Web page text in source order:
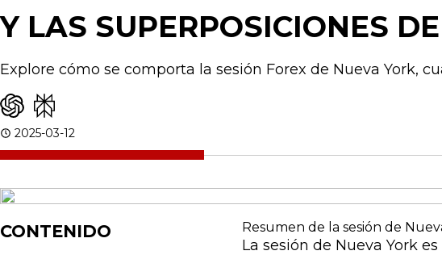
Y LAS SUPERPOSICIONES
Explore cómo se comporta la sesión Forex de Nueva York,
2025-03-12
CONTENIDO Resumen de la sesión de
La sesión de Nueva York